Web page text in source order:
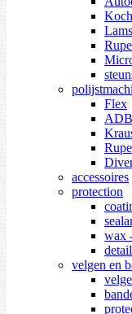
Flex
accessoires
protection
wax
velgen en